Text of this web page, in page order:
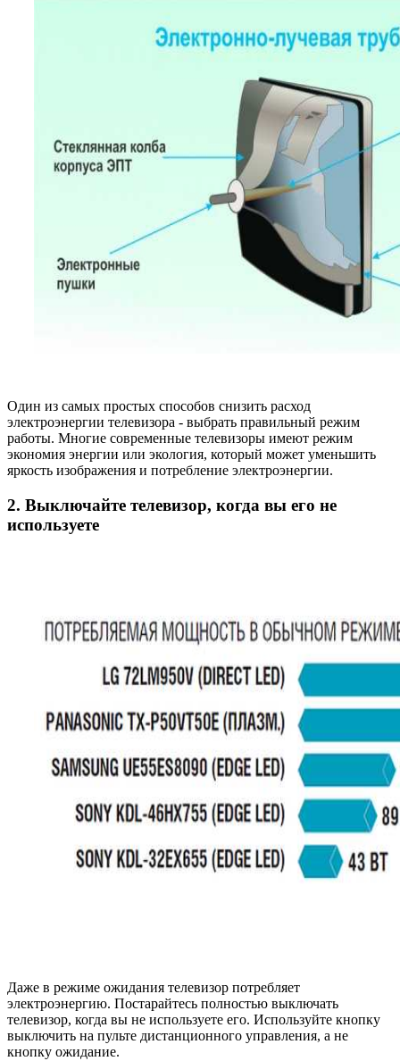
Один из самых простых способов снизить расход
электроэнергии телевизора - выбрать правильный режим
работы. Многие современные телевизоры имеют режим
экономия энергии или экология, который может уменьшить
яркость изображения и потребление электроэнергии.
2. Выключайте телевизор, когда вы его не
используете
Даже в режиме ожидания телевизор потребляет
электроэнергию. Постарайтесь полностью выключать
телевизор, когда вы не используете его. Используйте кнопку
выключить на пульте дистанционного управления, а не
кнопку ожидание.